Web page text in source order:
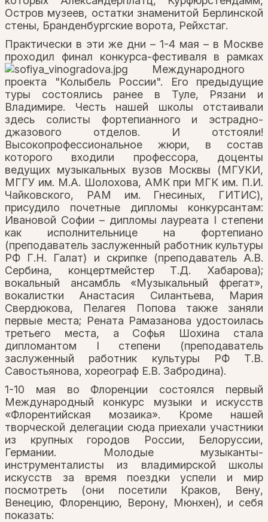
Остров музеев, остатки знаменитой Берлинской
стены, Бранденбургские ворота, Рейхстаг.
Практически в эти же дни – 1-4 мая – в Москве
проходил финал конкурса-фестиваля в рамках
Международного
проекта "Колыбель России". Его предыдущие
туры состоялись ранее в Туле, Рязани и
Владимире. Честь нашей школы отстаивали
здесь солисты фортепианного и эстрадно-
джазового отделов. И отстояли!
Высокопрофессиональное жюри, в состав
которого входили профессора, доценты
ведущих музыкальных вузов Москвы (МГУКИ,
МГГУ им. М.А. Шолохова, АМК при МГК им. П.И.
Чайковского, РАМ им. Гнесиных, ГИТИС),
присудило почетные дипломы конкурсантам:
Ивановой Софии – дипломы лауреата I степени
как исполнительнице на фортепиано
(преподаватель заслуженный работник культуры
РФ Г.Н. Галат) и скрипке (преподаватель А.В.
Сербина, концертмейстер Т.Д. Хабарова);
вокальный ансамбль «Музыкальный фрегат»,
вокалистки Анастасия Силантьева, Мария
Свердюкова, Пелагея Попова также заняли
первые места; Рената Рамазанова удостоилась
третьего места, а Софья Шохина стала
дипломантом I степени (преподаватель
заслуженный работник культуры РФ Т.В.
Савостьянова, хореограф Е.В. Забродина).
1-10 мая во Флоренции состоялся первый
Международный конкурс музыки и искусств
«Флорентийская мозаика». Кроме нашей
творческой делегации сюда приехали участники
из крупных городов России, Белоруссии,
Германии. Молодые музыканты-
инструменталисты из владимирской школы
искусств за время поездки успели и мир
посмотреть (они посетили Краков, Вену,
Венецию, Флоренцию, Верону, Мюнхен), и себя
показать: